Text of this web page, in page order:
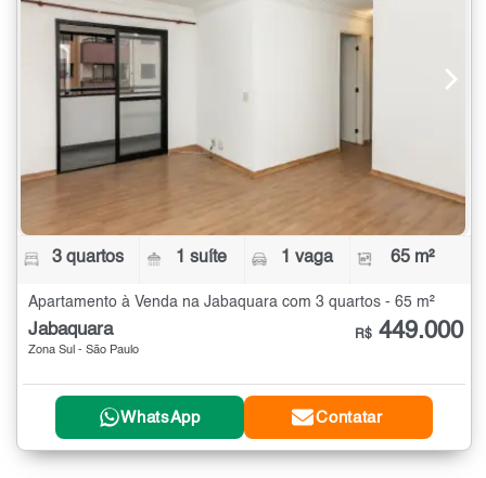
3 quartos 1 suíte 1 vaga 65 m²
Apartamento à Venda na Jabaquara com 3 quartos - 65 m²
Jabaquara
Zona Sul - São Paulo
R$ 449.000
WhatsApp Contatar